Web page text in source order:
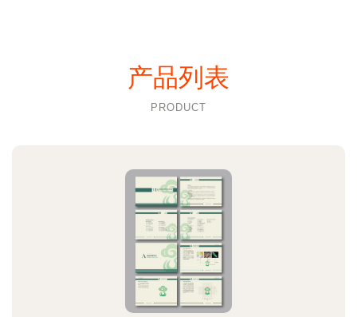
产品列表
PRODUCT